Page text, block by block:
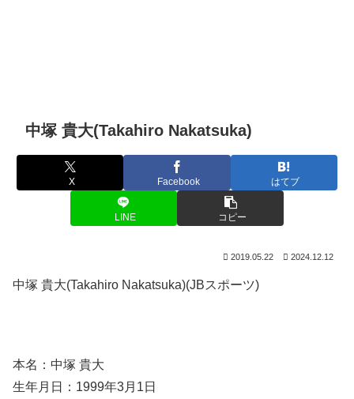
中塚 貴大(Takahiro Nakatsuka)
X Facebook はてブ
LINE コピー
2019.05.22 2024.12.12
中塚 貴大(Takahiro Nakatsuka)(JBスポーツ)
本名：中塚 貴大
生年月日：1999年3月1日